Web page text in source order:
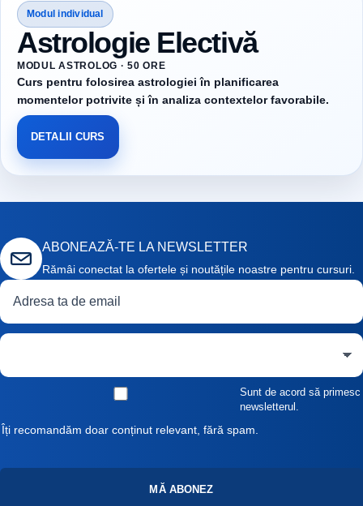
Modul individual
Astrologie Electivă
MODUL ASTROLOG · 50 ORE
Curs pentru folosirea astrologiei în planificarea
momentelor potrivite și în analiza contextelor favorabile.
DETALII CURS
ABONEAZĂ-TE LA NEWSLETTER
Rămâi conectat la ofertele și noutățile noastre pentru cursuri.
Adresă de email
Curs de interes
Sunt de acord să primesc
newsletterul.
Îți recomandăm doar conținut relevant, fără spam.
MĂ ABONEZ